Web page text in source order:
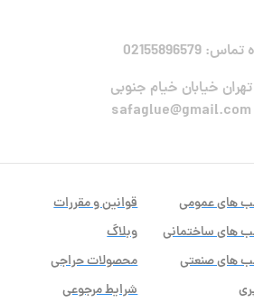
02155896579
خیابان خیام جنوبی
های عمومی
های ساختمانی
های صنعتی
قوانین و مقررات
وبلاگ
محصولات حراجی
شرایط مرجوعی